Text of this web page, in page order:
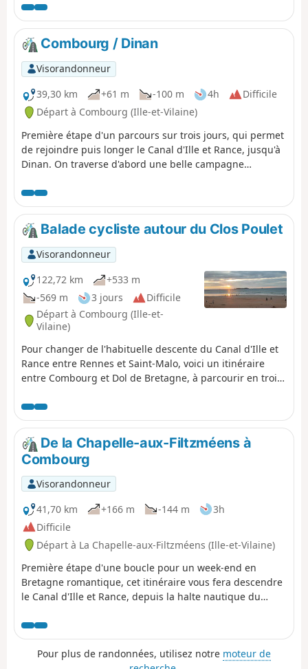
dont elle est issue. On retrouve ensuite le canal à
Montreuil-sur-Ille. Il suffit alors de remonter quelques
écluses pour atteindre le bief de partage puis
l'impressionnante échelle des onze écluses de Hédé. Le
retour au point de départ n'est plus très loin.
Combourg / Dinan
Visorandonneur
39,30 km
+61 m -100 m 4h
Difficile
Départ à Combourg (Ille-et-Vilaine)
Première étape d'un parcours sur trois jours, qui permet
de rejoindre puis longer le Canal d'Ille et Rance, jusqu'à
Dinan. On traverse d'abord une belle campagne
halage, on apprécie ce beau canal doté d'une
magnifique voute végétale, puis après la confluence avec
la Rance, c'est un parcours plus sauvage qui se faufile
dans le relief, juste avant Dinan. Cette étape ne présente
aucune difficulté, puisqu'elle suit essentiellement le fil
de l'eau, à l'exception de la montée à Dinan, si votre lieu
de résidence l'exige.
Balade cycliste autour du Clos Poulet
Visorandonneur
122,72 km
+533 m
-569 m
3 jours
Difficile
Départ à Combourg (Ille-et-
Vilaine)
Pour changer de l'habituelle descente du Canal d'Ille et
Rance entre Rennes et Saint-Malo, voici un itinéraire
entre Combourg et Dol de Bretagne, à parcourir en trois
pour savourer les charmes de la Bretagne romantique,
pays cher à Châteaubriand. On découvre ainsi la partie
septentrionale du canal, la Rance maritime, la cité
corsaire de Saint-Malo, la partie orientale de la Côte
d’Émeraude, pour terminer au pied de la cathédrale
Saint-Samson de Dol, après avoir traversé les marais qui
précèdent le Mont Saint-Michel.
De la Chapelle-aux-Filtzméens à
Combourg
Visorandonneur
41,70 km
+166 m -144 m
3h
Difficile
Départ à La Chapelle-aux-Filtzméens (Ille-et-Vilaine)
Première étape d'une boucle pour un week-end en
Bretagne romantique, cet itinéraire vous fera descendre
le Canal d'Ille et Rance, depuis la halte nautique du
vers Combourg par les hauteurs qui dépassent à peine
la voie d'eau. Après Évran, les manoirs et châteaux se
succèdent à travers une belle campagne vallonnée au
Pour plus de randonnées, utilisez notre moteur de